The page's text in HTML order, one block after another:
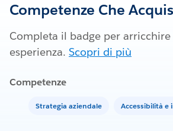
Competenze Che
Completa il badge per arricchire
esperienza. Scopri di più
Competenze
Strategia aziendale Accessibilità e